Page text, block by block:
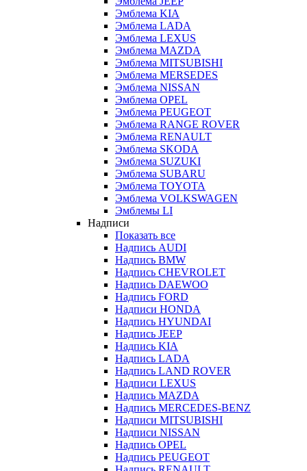
Эмблема KIA
Эмблема LADA
Эмблема LEXUS
Эмблема MAZDA
Эмблема MITSUBISHI
Эмблема MERSEDES
Эмблема NISSAN
Эмблема OPEL
Эмблема PEUGEOT
Эмблема RANGE ROVER
Эмблема RENAULT
Эмблема SKODA
Эмблема SUZUKI
Эмблема SUBARU
Эмблема TOYOTA
Эмблема VOLKSWAGEN
Эмблемы LI
Надписи
Показать все
Надпись AUDI
Надпись BMW
Надпись CHEVROLET
Надпись DAEWOO
Надпись FORD
Надписи HONDA
Надпись HYUNDAI
Надпись JEEP
Надпись KIA
Надпись LADA
Надпись LAND ROVER
Надписи LEXUS
Надпись MAZDA
Надпись MERCEDES-BENZ
Надписи MITSUBISHI
Надписи NISSAN
Надпись OPEL
Надпись PEUGEOT